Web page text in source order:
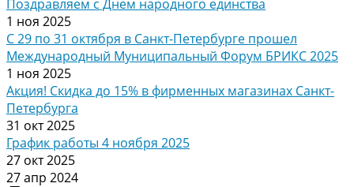
Поздравляем с Днем народного единства
1 ноя 2025
С 29 по 31 октября в Санкт-Петербурге прошел
Международный Муниципальный Форум БРИКС 2025
1 ноя 2025
Акция! Скидка до 15% в фирменных магазинах Санкт-
Петербурга
31 окт 2025
График работы 4 ноября 2025
27 окт 2025
27 апр 2024